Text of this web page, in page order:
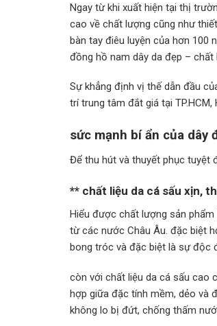
Ngay từ khi xuất hiện tại thị
cao về chất lượng cũng như
bàn tay điêu luyện của hơn 100
đồng hồ nam dây da đẹp –
Sự khẳng định vị thế dẫn đầu
trí trung tâm đắt giá tại
sức mạnh bí ẩn của dây
Để thu hút và thuyết phục tuyệt
** chất liệu da cá sấu xịn,
Hiểu được chất lượng sản
từ các nước Châu Âu. đặc biệt
bong tróc và đặc biệt là sự độc
còn với chất liệu da cá sấu cao
hợp giữa đặc tính mềm, dẻo và
không lo bị đứt, chống thấm